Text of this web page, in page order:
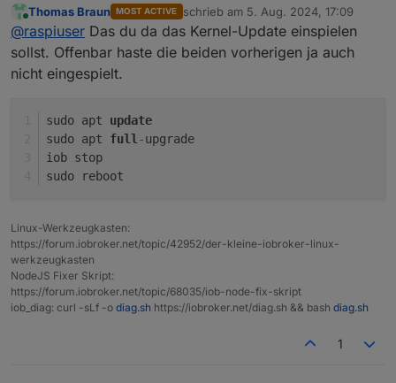
Danke für die schnelle Reaktion ... hier das
Ergebnis:
iobroker@VM-ioBroker:~$ apt policy linux-
linux-image-amd64:
  Installiert:           6.1.55-1
  Versionstabelle:
     6.1.99-1 500
500 http://security.debian.org/
     6.1.94-1 500
500 http://deb.debian.org/debian
*** 6.1.55-1 100
        100 /var/lib/dpkg/status
iobroker@VM-ioBroker:~$
Was empfiehlt der Fachmann ?
Online
Thomas Braun MOST ACTIVE schrieb am 5. Aug. 2024, 17:09
zuletzt editiert von
@raspiuser Das du da das Kernel-Update einspielen
sollst. Offenbar haste die beiden vorherigen ja auch
nicht eingespielt.
sudo apt update
sudo apt full-upgrade
iob stop
sudo reboot
Linux-Werkzeugkasten:
https://forum.iobroker.net/topic/42952/der-kleine-iobroker-linux-
werkzeugkasten
NodeJS Fixer Skript:
https://forum.iobroker.net/topic/68035/iob-node-fix-skript
iob_diag: curl -sLf -o diag.sh https://iobroker.net/diag.sh && bash diag.sh
1